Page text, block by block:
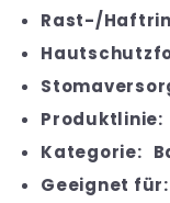
Rast-/
Produktlinie:
Kategorie:
Geeignet für: